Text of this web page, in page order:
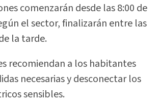
comenzarán desde las 8:00 de
el sector, finalizarán entre las
la tarde.
recomiendan a los habitantes
necesarias y desconectar los
sensibles.